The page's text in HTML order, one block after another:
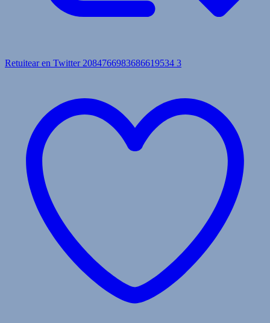
Retuitear en Twitter 2084766983686619534 3